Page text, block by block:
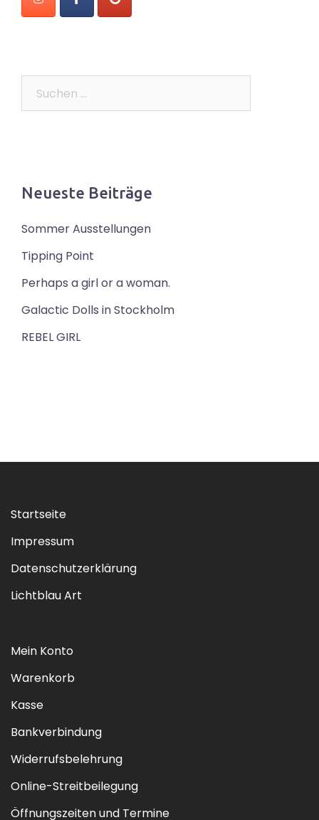
Neueste Beiträge
Sommer Ausstellungen
Tipping Point
Perhaps a girl or a woman.
Galactic Dolls in Stockholm
REBEL GIRL
Startseite
Impressum
Datenschutzerklärung
Lichtblau Art
Mein Konto
Warenkorb
Kasse
Bankverbindung
Widerrufsbelehrung
Online-Streitbeilegung
Öffnungszeiten und Termine